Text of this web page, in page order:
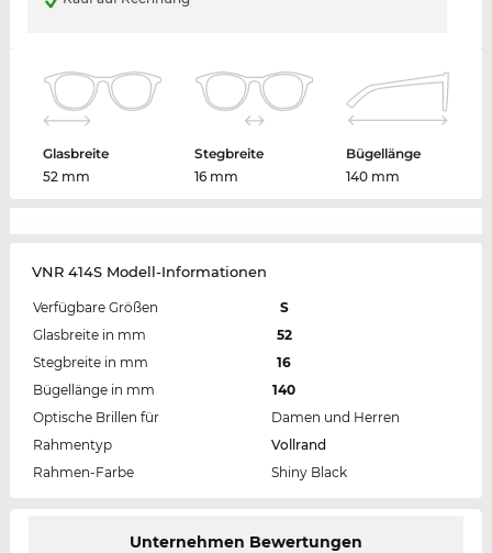
Glasbreite
52 mm
Stegbreite
16 mm
Bügellänge
140 mm
VNR 414S Modell-Informationen
Verfügbare Größen
S
Glasbreite in mm
52
Stegbreite in mm
16
Bügellänge in mm
140
Optische Brillen für
Damen und Herren
Rahmentyp
Vollrand
Rahmen-Farbe
Shiny Black
Unternehmen Bewertungen